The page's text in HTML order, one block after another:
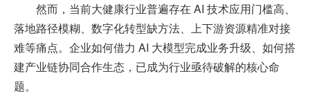
然而，当前大健康行业普遍存在 AI 技术应用门槛高、
落地路径模糊、数字化转型缺方法、上下游资源精准对接
难等痛点。企业如何借力 AI 大模型完成业务升级、如何搭
建产业链协同合作生态，已成为行业亟待破解的核心命
题。